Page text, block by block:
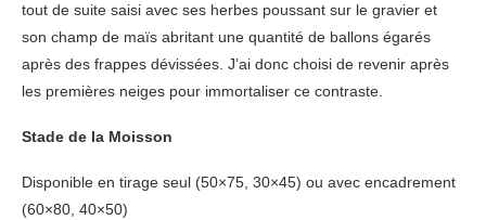
tout de suite saisi avec ses herbes poussant sur le gravier et
son champ de maïs abritant une quantité de ballons égarés
après des frappes dévissées. J’ai donc choisi de revenir après
les premières neiges pour immortaliser ce contraste.
Stade de la Moisson
Disponible en tirage seul (50×75, 30×45) ou avec encadrement
(60×80, 40×50)